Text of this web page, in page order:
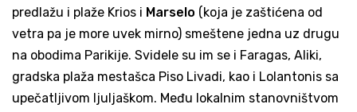
predlažu i plaže Krios i Marselo (koja je zaštićena od
vetra pa je more uvek mirno) smeštene jedna uz drugu
na obodima Parikije. Svidele su im se i Faragas, Aliki,
gradska plaža mestašca Piso Livadi, kao i Lolantonis sa
upečatljivom ljuljaškom. Među lokalnim stanovništvom